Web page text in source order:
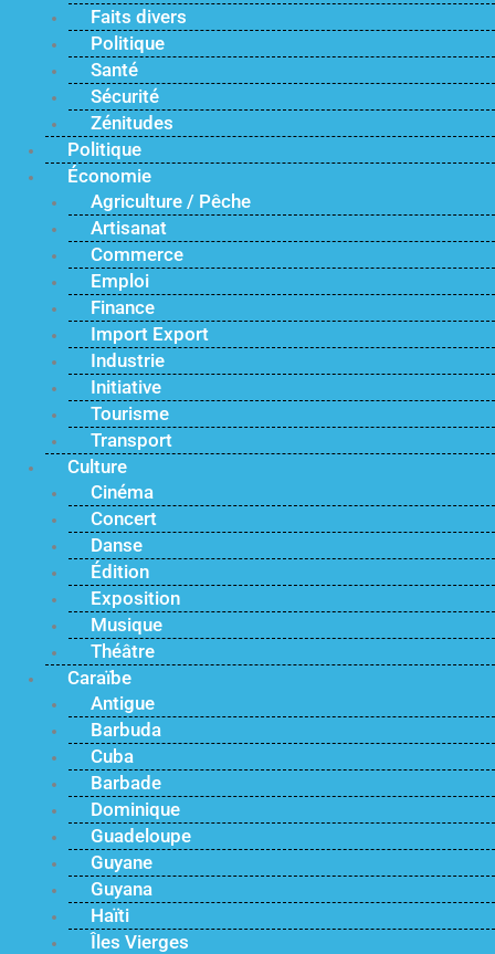
Faits divers
Politique
Santé
Sécurité
Zénitudes
Politique
Économie
Agriculture / Pêche
Artisanat
Commerce
Emploi
Finance
Import Export
Industrie
Initiative
Tourisme
Transport
Culture
Cinéma
Concert
Danse
Édition
Exposition
Musique
Théâtre
Caraïbe
Antigue
Barbuda
Cuba
Barbade
Dominique
Guadeloupe
Guyane
Guyana
Haïti
Îles Vierges